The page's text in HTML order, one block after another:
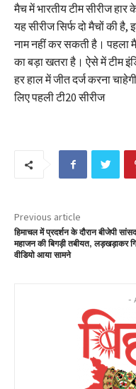
मैच में भारतीय टीम सीरीज
यह सीरीज सिर्फ दो मैचों की
नाम नहीं कर सकती है। पहला
का बड़ा खतरा है। ऐसे में टीम
हर हाल में जीत दर्ज करना
लिए पहली टी20 सीरीज
Previous article
हिमाचल में प्रदर्शन के दौरान बीजेपी सांसद
महाजन की बिगड़ी तबीयत, लड़खड़ाकर
वीडियो आया सामने
-